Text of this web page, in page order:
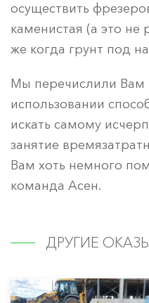
осуществить
каменистая (а это не
же когда грунт под
Мы перечислили Вам
использовании
искать самому
занятие
Вам хоть немного
команда Асен.
ДРУГИЕ